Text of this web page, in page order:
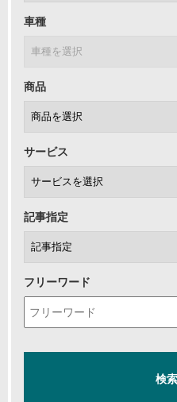
車種
商品
サービス
記事指定
フリーワード